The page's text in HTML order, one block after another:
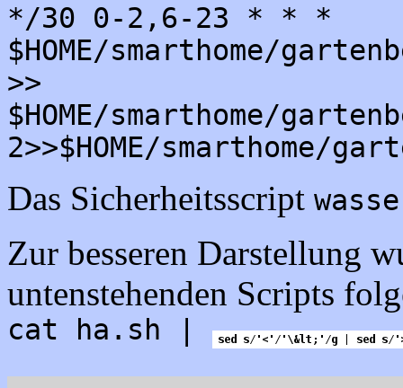
*/30 0-2,6-23 * * *
$HOME/smarthome/
>>
$HOME/smarthome/
2>>$HOME/smarthome/
Das Sicherheitsscript
Zur besseren Darstellung
untenstehenden Scripts
cat ha.sh |